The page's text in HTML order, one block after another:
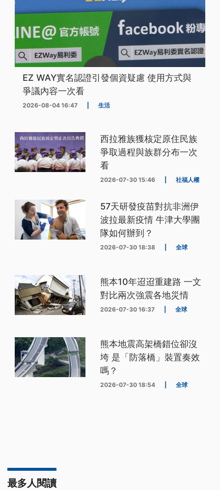
EZ WAY實名認證引發個資疑慮 使用方式與
爭議內容一次看
2026-08-04 16:47 生活
西拉雅族獲核定原住民族
爭取過程與族群分布一次
看
2026-07-30 15:46 社福人權
57天研發疫苗對抗非洲伊
波拉最新疫情 牛津大學團
隊如何辦到？
2026-07-30 18:38 全球
熊本10年迢迢重建路 一文
對比兩次強震各地災情
2026-07-30 16:37 全球
熊本地震高架橋錯位卻沒
垮 是「防落橋」裝置奏效
嗎？
2026-07-30 18:54 全球
最多人閱讀